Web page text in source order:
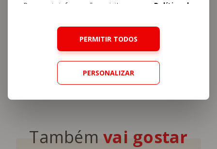
Para mais informações, visite a nossa Política de
PERMITIR TODOS
PERSONALIZAR
Privacy Policy
and Terms of Service
Tambémvai gostar